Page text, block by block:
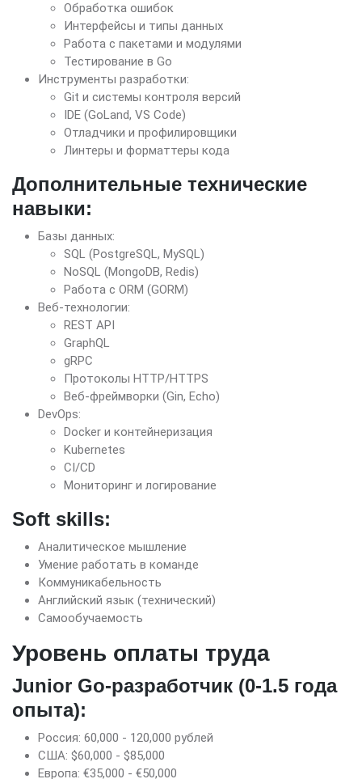
Обработка ошибок
Интерфейсы и типы данных
Работа с пакетами и модулями
Тестирование в Go
Инструменты разработки:
Git и системы контроля версий
IDE (GoLand, VS Code)
Отладчики и профилировщики
Линтеры и форматтеры кода
Дополнительные технические
навыки:
Базы данных:
SQL (PostgreSQL, MySQL)
NoSQL (MongoDB, Redis)
Работа с ORM (GORM)
Веб-технологии:
REST API
GraphQL
gRPC
Протоколы HTTP/HTTPS
Веб-фреймворки (Gin, Echo)
DevOps:
Docker и контейнеризация
Kubernetes
CI/CD
Мониторинг и логирование
Soft skills:
Аналитическое мышление
Умение работать в команде
Коммуникабельность
Английский язык (технический)
Самообучаемость
Уровень оплаты труда
Junior Go-разработчик (0-1.5 года
опыта):
Россия: 60,000 - 120,000 рублей
США: $60,000 - $85,000
Европа: €35,000 - €50,000